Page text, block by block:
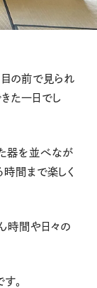
目の前で見られ
た一日でし
器を並べなが
時間まで楽しく
時間や日々の
。